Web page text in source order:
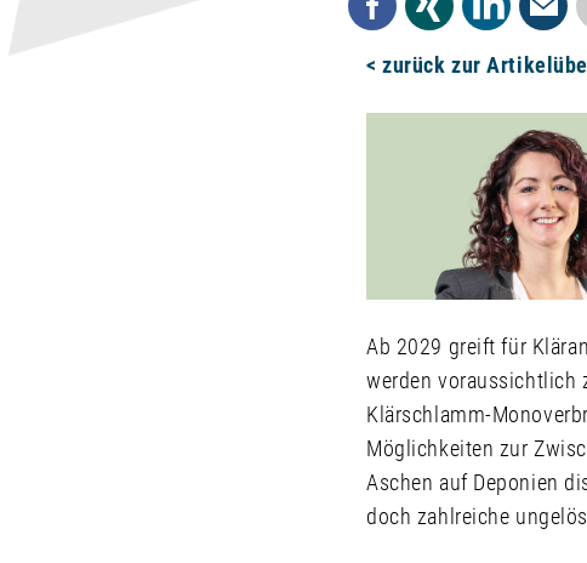
Facebook
Xing LinkedInMail
< zurück zur
Ab 2029 greift für
werden voraussichtlich
Klärschlamm-
Möglichkeiten zur
Aschen auf Deponien
doch zahlreiche